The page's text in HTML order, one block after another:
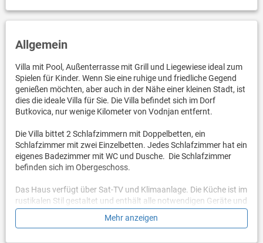
Allgemein
Villa mit Pool, Außenterrasse mit Grill und Liegewiese ideal zum
Spielen für Kinder. Wenn Sie eine ruhige und friedliche Gegend
genießen möchten, aber auch in der Nähe einer kleinen Stadt, ist
dies die ideale Villa für Sie. Die Villa befindet sich im Dorf
Butkovica, nur wenige Kilometer von Vodnjan entfernt.
Die Villa bittet 2 Schlafzimmern mit Doppelbetten, ein
Schlafzimmer mit zwei Einzelbetten. Jedes Schlafzimmer hat ein
eigenes Badezimmer mit WC und Dusche. Die Schlafzimmer
befinden sich im Obergeschoss.
Das Haus verfügt über Sat-TV und Klimaanlage. Die Küche ist im
rustikalen Stil gestaltet und enthält alle notwendigen Geräte und
Gewürze für die köstlichsten Gerichte. Draußen können Sie die
überdachte Terrasse mit Grill genießen. Der Pool mit
Mehr anzeigen